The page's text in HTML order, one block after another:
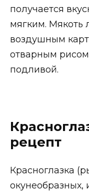
получается
мягким. Мякоть
воздушным
отварным
подливой.
рецепт
Красноглазка
окунеобразных,